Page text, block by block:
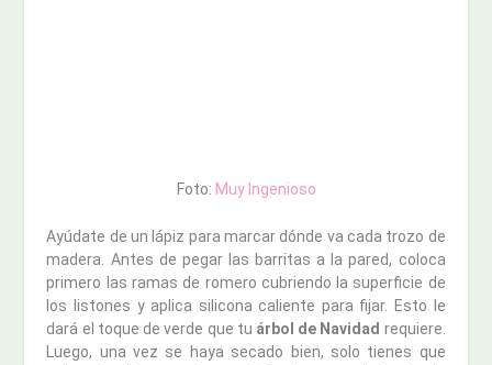
Foto: Muy Ingenioso
Ayúdate de un lápiz para marcar dónde va cada trozo de
madera. Antes de pegar las barritas a la pared, coloca
primero las ramas de romero cubriendo la superficie de
los listones y aplica silicona caliente para fijar. Esto le
dará el toque de verde que tu árbol de Navidad requiere.
Luego, una vez se haya secado bien, solo tienes que